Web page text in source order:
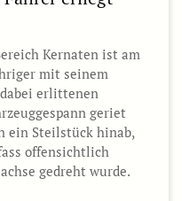
Kernaten ist am
mit seinem
erlittenen
geriet
ein Steilstück hinab,
offensichtlich
gedreht wurde.